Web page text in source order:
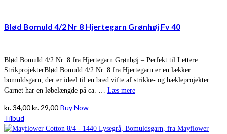
Blød Bomuld 4/2 Nr 8 Hjertegarn Grønhøj Fv 40
Blød Bomuld 4/2 Nr. 8 fra Hjertegarn Grønhøj – Perfekt til Lettere
StrikprojekterBlød Bomuld 4/2 Nr. 8 fra Hjertegarn er en lækker
bomuldsgarn, der er ideel til en bred vifte af strikke- og hækleprojekter.
Garnet har en løbelængde på ca. … Læs mere
kr.34,00Den
pris
kr. 29,00Den
pris
Buy Now
Tilbud